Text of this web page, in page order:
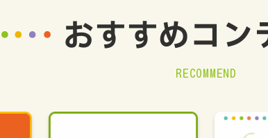
おすすめコン
RECOMMEND